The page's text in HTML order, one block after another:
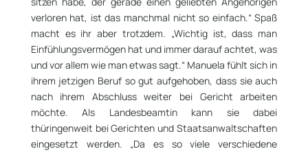
verloren hat, ist das manchmal nicht so einfach.“ Spaß
macht es ihr aber trotzdem. „Wichtig ist, dass man
Einfühlungsvermögen hat und immer darauf achtet, was
und vor allem wie man etwas sagt.“ Manuela fühlt sich in
ihrem jetzigen Beruf so gut aufgehoben, dass sie auch
nach ihrem Abschluss weiter bei Gericht arbeiten
möchte. Als Landesbeamtin kann sie dabei
thüringenweit bei Gerichten und Staatsanwaltschaften
eingesetzt werden. „Da es so viele verschiedene